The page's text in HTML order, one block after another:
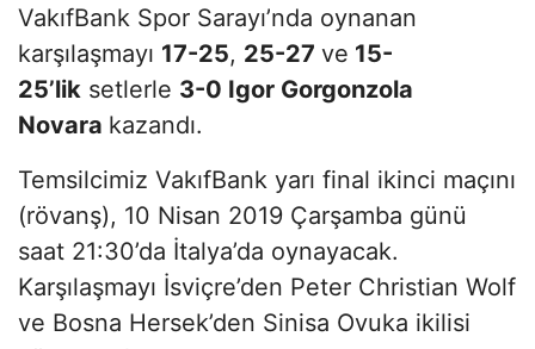
VakıfBank Spor Sarayı’nda oynanan
karşılaşmayı 17-25, 25-27 ve 15-
25’lik setlerle 3-0 Igor Gorgonzola
Novara kazandı.
Temsilcimiz VakıfBank yarı final ikinci maçını
(rövanş), 10 Nisan 2019 Çarşamba günü
saat 21:30’da İtalya’da oynayacak.
Karşılaşmayı İsviçre’den Peter Christian Wolf
ve Bosna Hersek’den Sinisa Ovuka ikilisi